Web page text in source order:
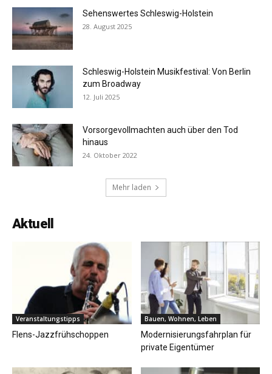
Sehenswertes Schleswig-Holstein
28. August 2025
Schleswig-Holstein Musikfestival: Von Berlin
zum Broadway
12. Juli 2025
Vorsorgevollmachten auch über den Tod
hinaus
24. Oktober 2022
Mehr laden
Aktuell
Veranstaltungstipps
Flens-Jazzfrühschoppen
Bauen, Wohnen, Leben
Modernisierungsfahrplan für
private Eigentümer